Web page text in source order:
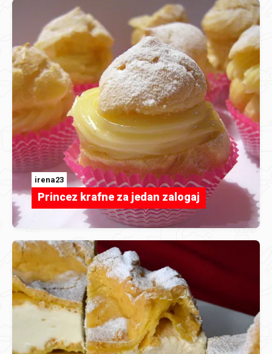
irena23
Princez krafne za jedan zalogaj